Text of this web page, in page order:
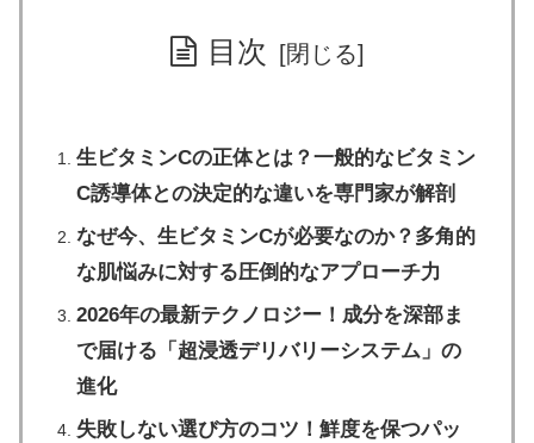
目次
生ビタミンCの正体とは？一般的なビタミン
C誘導体との決定的な違いを専門家が解剖
なぜ今、生ビタミンCが必要なのか？多角的
な肌悩みに対する圧倒的なアプローチ力
2026年の最新テクノロジー！成分を深部ま
で届ける「超浸透デリバリーシステム」の
進化
失敗しない選び方のコツ！鮮度を保つパッ